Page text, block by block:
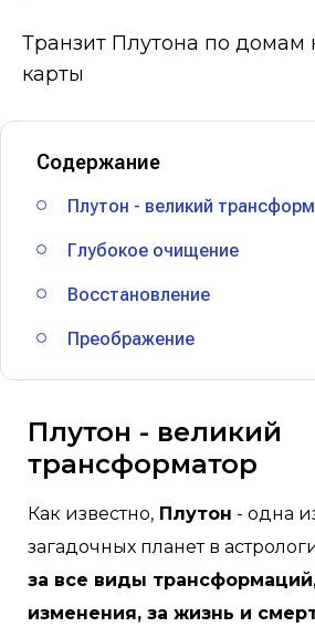
Транзит Плутона по домам
карты
Содержание
Плутон - великий
Глубокое очищение
Восстановление
Преображение
Плутон - великий
трансформатор
Как известно, Плутон - одна
загадочных планет в
за все виды
изменения, за жизнь и